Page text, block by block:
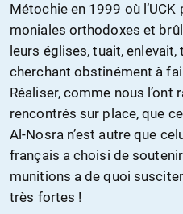
Métochie en 1999 où
moniales orthodoxes et
leurs églises, tuait,
cherchant obstinément à
Réaliser, comme nous l’ont
rencontrés sur place, que
Al-Nosra n’est autre que
français a choisi de
munitions a de quoi
très fortes !